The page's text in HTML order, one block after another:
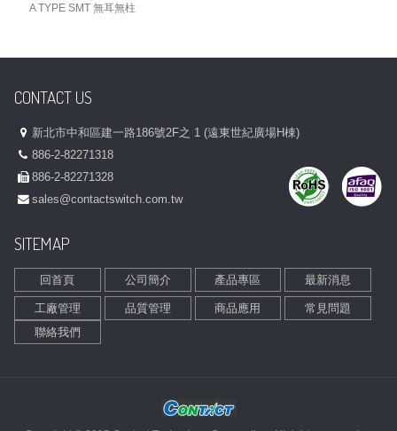
A TYPE SMT 無耳無柱
CONTACT US
新北市中和區建一路186號2F之 1 (遠東世紀廣場H棟)
886-2-82271318
886-2-82271328
sales@contactswitch.com.tw
SITEMAP
回首頁 公司簡介 產品專區 最新消息
工廠管理 品質管理 商品應用
常見問題
聯絡我們